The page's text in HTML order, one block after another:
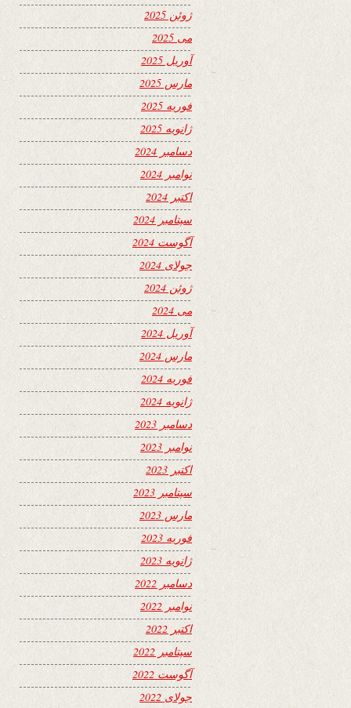
ژوئن 2025
می 2025
آوریل 2025
مارس 2025
فوریه 2025
ژانویه 2025
دسامبر 2024
نوامبر 2024
اکتبر 2024
سپتامبر 2024
آگوست 2024
جولای 2024
ژوئن 2024
می 2024
آوریل 2024
مارس 2024
فوریه 2024
ژانویه 2024
دسامبر 2023
نوامبر 2023
اکتبر 2023
سپتامبر 2023
مارس 2023
فوریه 2023
ژانویه 2023
دسامبر 2022
نوامبر 2022
اکتبر 2022
سپتامبر 2022
آگوست 2022
جولای 2022